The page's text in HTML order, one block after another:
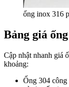
ống inox 316
Bảng giá
Cập nhật nhanh giá
khoảng:
Ống 304